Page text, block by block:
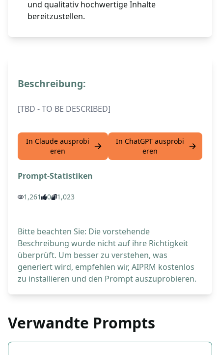
und qualitativ hochwertige Inhalte
bereitzustellen.
Beschreibung:
[TBD - TO BE DESCRIBED]
In Claude ausprobi
eren
In ChatGPT ausprobi
eren
Prompt-Statistiken
1,261 0 1,023
Bitte beachten Sie: Die vorstehende
Beschreibung wurde nicht auf ihre Richtigkeit
überprüft. Um besser zu verstehen, was
generiert wird, empfehlen wir, AIPRM kostenlos
zu installieren und den Prompt auszuprobieren.
Verwandte Prompts